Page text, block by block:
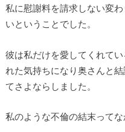
私に慰謝料を請求しない変
いということでした。
彼は私だけを愛してくれて
れた気持ちになり奥さんと
てさよならしました。
私のような不倫の結末ってな